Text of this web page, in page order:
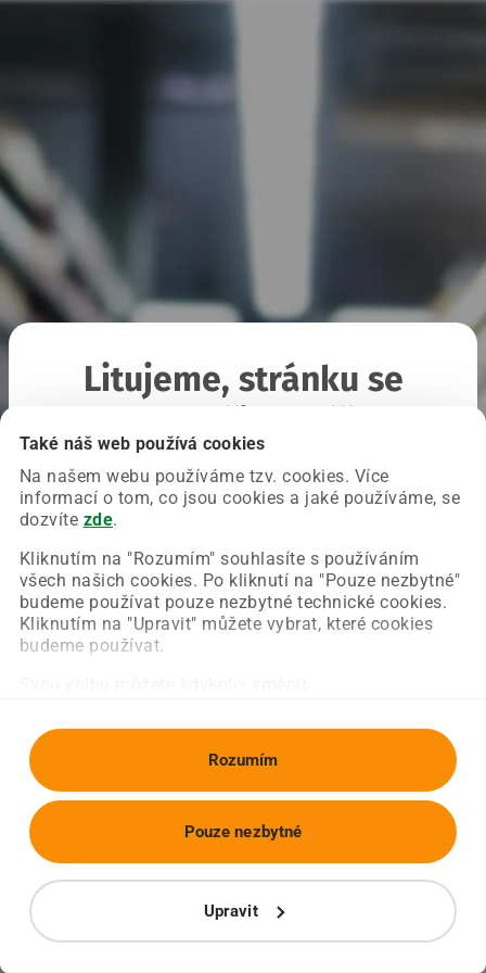
Také náš web používá cookies
Na našem webu používáme tzv. cookies. Více
informací o tom, co jsou cookies a jaké používáme, se
dozvíte zde.
Kliknutím na "Rozumím" souhlasíte s používáním
všech našich cookies. Po kliknutí na "Pouze nezbytné"
budeme používat pouze nezbytné technické cookies.
Kliknutím na "Upravit" můžete vybrat, které cookies
budeme používat.
Rozumím
Upravit
Pouze nezbytné
Litujeme, stránku se
Chyba nastala na naší straně a už ji opravujeme.
Zkuste prosím znovu načíst požadovanou stránku.
Obnovit stránku Úvodní strana